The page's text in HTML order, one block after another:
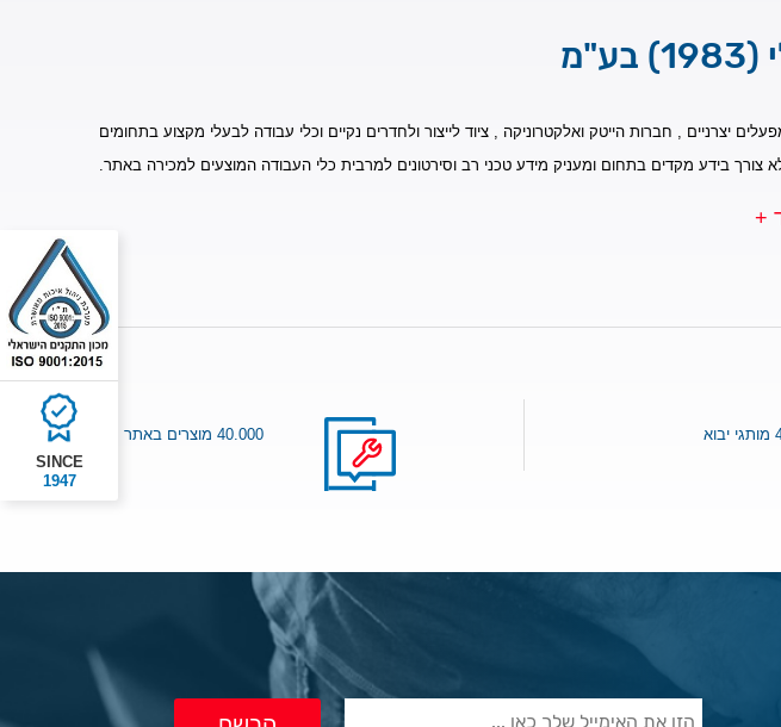
SINCE
1947
יצרניים , חברות הייטק ואלקטרוניקה , ציוד לייצור ולחדרים נקיים וכלי עבודה לבעלי מקצוע בתחומים
בידע מקדים בתחום ומעניק מידע טכני רב וסירטונים למרבית כלי העבודה המוצעים למכירה באתר.
+
40.000 מוצרים באתר